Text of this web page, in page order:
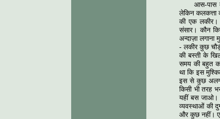
आस-पास
लेकिन कलकत्ता
की एक लकीर।
संसार। कौन
अन्दाज़ा
- लकीर कुछ
की बस्ती के
समय की बहुत
था कि इस
इस से कुछ अलग
किसी भी तरह
यहीं बस जाओ।
व्यवस्थाओं की
और कुछ नहीं।